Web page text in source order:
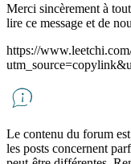
Merci sincèrement à
lire ce message et de
https://
Le contenu du forum
les posts concernent